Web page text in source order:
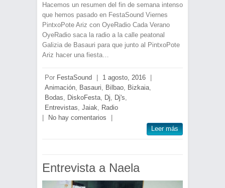
Hacemos un resumen del fin de semana intenso
que hemos pasado en FestaSound Viernes
PintxoPote Ariz con OyeRadio Cada Verano
OyeRadio saca la radio a la calle peatonal
Galizia de Basauri para que junto al PintxoPote
Ariz hacer una fiesta…
Por FestaSound | 1 agosto, 2016
|
Animación Basauri Bilbao Bizkaia
Bodas
DiskoFesta Dj Dj's
Entrevistas Jaiak
Radio
|
No hay comentarios
|
Leer más
Entrevista a Naela